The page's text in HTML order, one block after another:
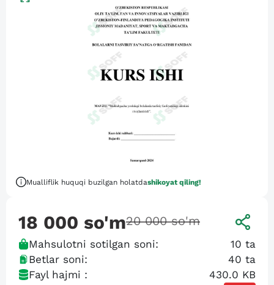
Mualliflik huquqi buzilgan holatdashikoyat qiling!
18 000 so'm20 000 so'm
Mahsulotni sotilgan soni: 10 ta
Betlar soni:
40 ta
Fayl hajmi :
430.0 KB